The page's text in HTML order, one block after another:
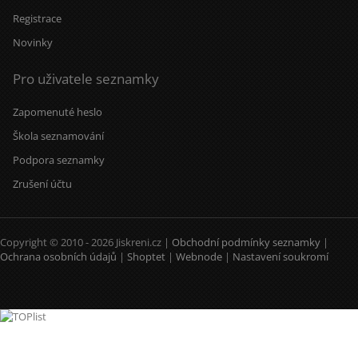
Registrace
Novinky
Pro uživatele seznamky
Zapomenuté heslo
Škola seznamování
Podpora seznamky
Zrušení účtu
Copyright © 2010 - 2026 Jiskreni.cz | Obchodní podmínky seznamky |
Ochrana osobních údajů | Shoptet | Webnode | Nastavení soukromí